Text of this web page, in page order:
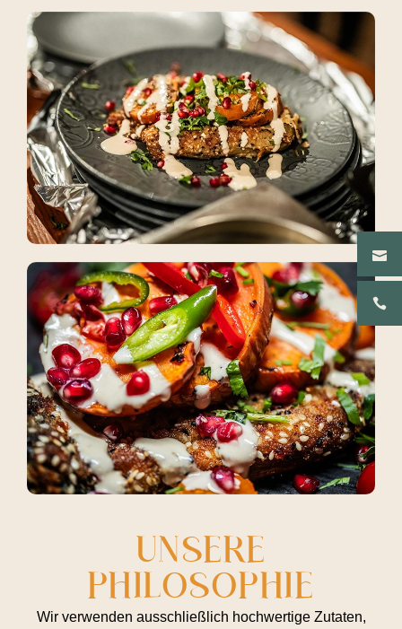
UNSERE
PHILOSOPHIE
Wir verwenden ausschließlich hochwertige Zutaten,